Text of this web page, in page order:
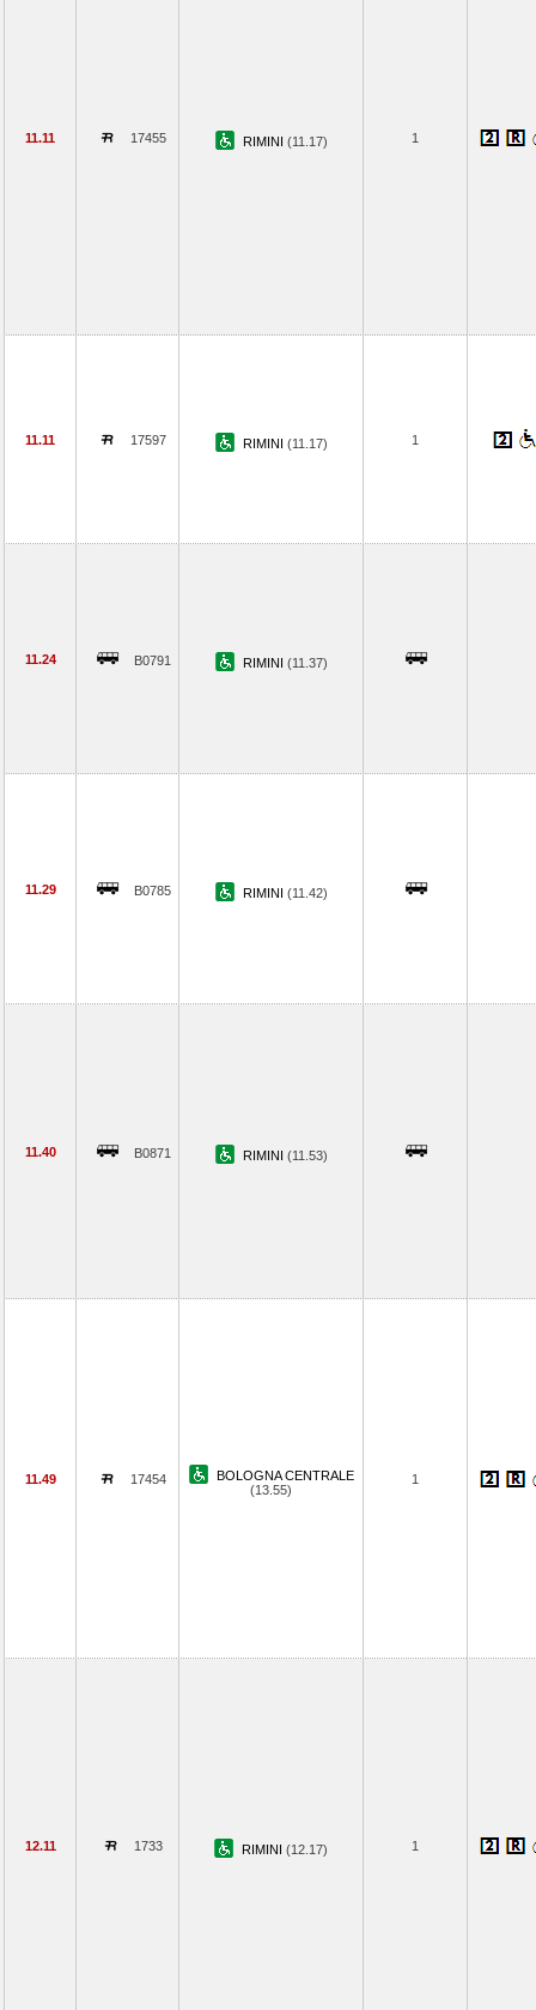
11.11 17455 RIMINI (11.17) 1
11.11 17597 RIMINI (11.17) 1
11.24 B0791 RIMINI (11.37)
11.29 B0785 RIMINI (11.42)
11.40 B0871 RIMINI (11.53)
11.49 17454
BOLOGNA CENTRALE
(13.55)
1
12.11 1733 RIMINI (12.17) 1